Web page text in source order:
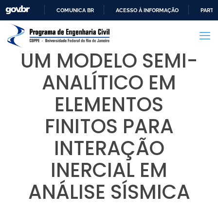
PARA
CONTEÚDO
COMUNICA BR ACESSO À INFORMAÇÃO
UM MODELO SEMI-
ANALÍTICO EM
ELEMENTOS
FINITOS PARA
INTERAÇÃO
INERCIAL EM
ANÁLISE SÍSMICA